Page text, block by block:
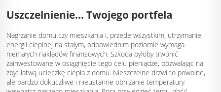
Uszczelnienie... Twojego portfela
Nagrzanie domu czy mieszkania i, przede wszystkim, utrzymanie
energii cieplnej na stałym, odpowiednim poziomie wymaga
niemałych nakładów finansowych. Szkoda byłoby trwonić
zainwestowane w osiągnięcie tego celu pieniądze, pozwalając na
zbyt łatwą ucieczkę ciepła z domu. Nieszczelne drzwi to powolne,
ale bardzo dokuczliwe i nieustanne obniżanie temperatury